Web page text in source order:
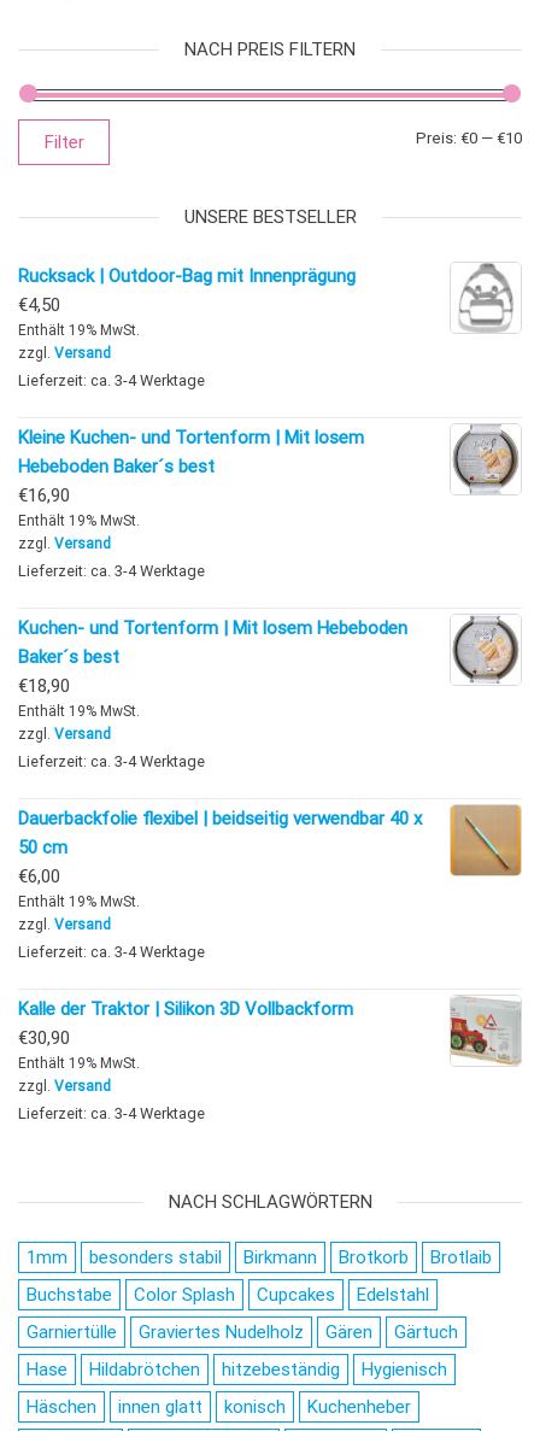
NACH PREIS FILTERN
Filter Preis: €0 — €10
UNSERE BESTSELLER
Rucksack | Outdoor-Bag mit Innenprägung
€4,50
Enthält 19% MwSt.
zzgl. Versand
Lieferzeit: ca. 3-4 Werktage
Kleine Kuchen- und Tortenform | Mit losem
Hebeboden Baker´s best
€16,90
Enthält 19% MwSt.
zzgl. Versand
Lieferzeit: ca. 3-4 Werktage
Kuchen- und Tortenform | Mit losem Hebeboden
Baker´s best
€18,90
Enthält 19% MwSt.
zzgl. Versand
Lieferzeit: ca. 3-4 Werktage
Dauerbackfolie flexibel | beidseitig verwendbar 40 x
50 cm
€6,00
Enthält 19% MwSt.
zzgl. Versand
Lieferzeit: ca. 3-4 Werktage
Kalle der Traktor | Silikon 3D Vollbackform
€30,90
Enthält 19% MwSt.
zzgl. Versand
Lieferzeit: ca. 3-4 Werktage
NACH SCHLAGWÖRTERN
1mm besonders stabil Birkmann Brotkorb
Brotlaib
Buchstabe
Color Splash Cupcakes
Edelstahl
Garniertülle
Graviertes Nudelholz Gären
Gärtuch
Hase
Hildabrötchen hitzebeständig
Hygienisch
Häschen
innen glatt konisch
Kuchenheber